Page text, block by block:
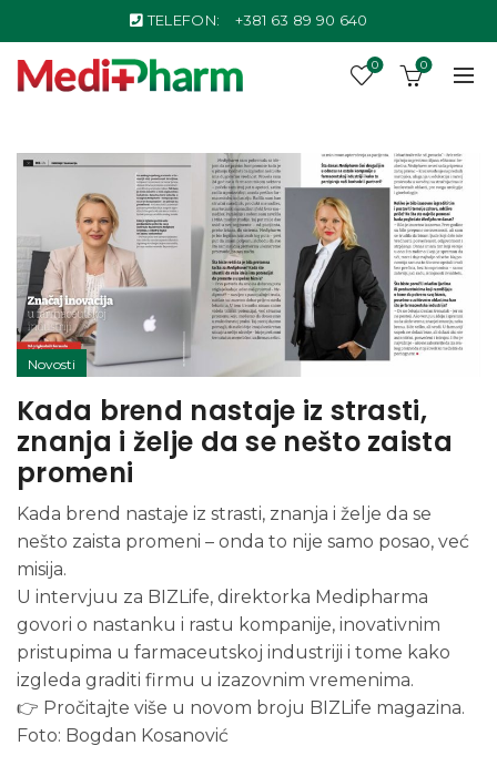
TELEFON: +381 63 89 90 640
0 0
Novosti
Kada brend nastaje iz strasti,
znanja i želje da se nešto zaista
promeni
Kada brend nastaje iz strasti, znanja i želje da se
nešto zaista promeni – onda to nije samo posao, već
misija.
U intervjuu za BIZLife, direktorka Medipharma
govori o nastanku i rastu kompanije, inovativnim
pristupima u farmaceutskoj industriji i tome kako
izgleda graditi firmu u izazovnim vremenima.
👉 Pročitajte više u novom broju BIZLife magazina.
Foto: Bogdan Kosanović